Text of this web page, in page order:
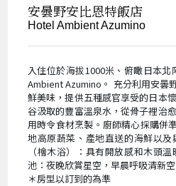
安曇野安比恩特飯店
Hotel Ambient Azumino
入住位於海拔1000米、俯瞰日本
Ambient Azumino。 充分利用安曇
鮮美味，提供五種感官享受的日本
谷汲取的豐富溫泉水，從骨子裡治
用時令食材烹製。廚師精心採購併
地高原蔬菜、產地直送的海鮮以
（檜木浴）：具有開放感和木頭
池：夜晚欣賞星空，早晨呼吸清新
＊房型以訂到的為準